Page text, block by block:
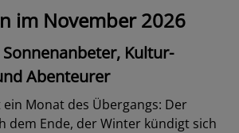
im November 2026
Kultur-
Abenteurer
Monat des Übergangs: Der
dem Ende, der Winter kündigt sich